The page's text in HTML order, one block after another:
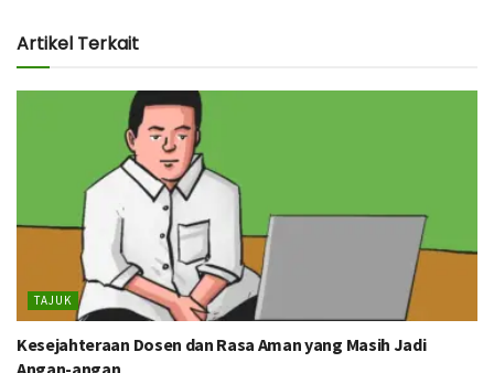
Artikel Terkait
TAJUK
Kesejahteraan Dosen dan Rasa Aman yang Masih Jadi
Angan-angan